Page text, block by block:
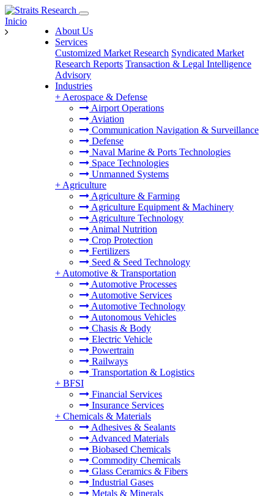
About Us
Services
Customized Market Research Syndicated Market
Research Reports Transaction & Legal Intelligence
Advisory
Industries
+ Aerospace & Defense
Airport Operations
Aviation
Communication Navigation & Surveillance
Defense
Naval Marine & Ports Technologies
Space Technologies
Unmanned Systems
+ Agriculture
Agriculture & Farming
Agriculture Equipment & Machinery
Agriculture Technology
Animal Nutrition
Crop Protection
Fertilizers
Seed & Seed Technology
+ Automotive & Transportation
Automotive Processes
Automotive Services
Automotive Technology
Autonomous Vehicles
Chasis & Body
Electric Vehicle
Powertrain
Railways
Transportation & Logistics
+ BFSI
Financial Services
Insurance Services
+ Chemicals & Materials
Adhesives & Sealants
Advanced Materials
Biobased Chemicals
Commodity Chemicals
Glass Ceramics & Fibers
Industrial Gases
Metals & Minerals
Inicio